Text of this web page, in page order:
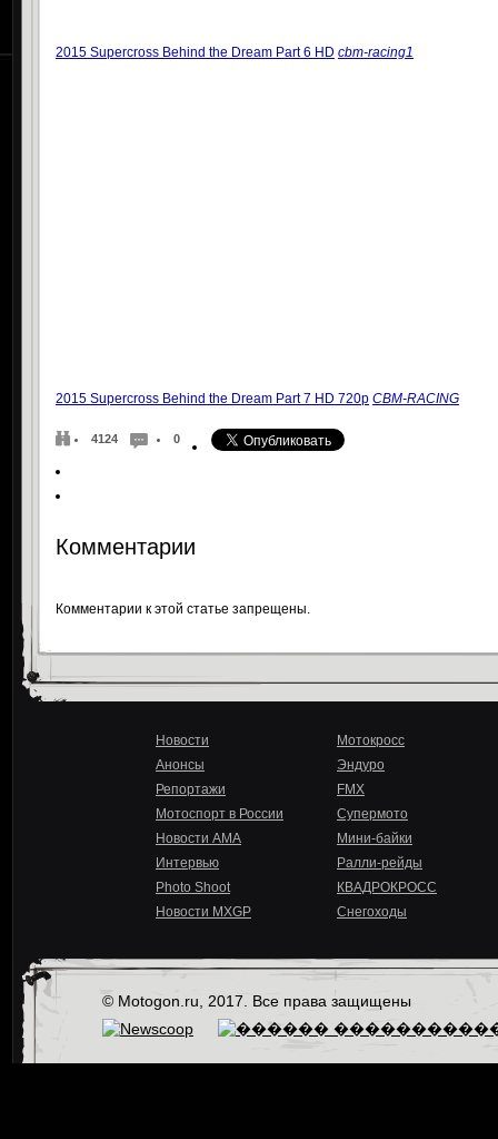
2015 Supercross Behind the Dream Part 6 HD cbm-racing1
2015 Supercross Behind the Dream Part 7 HD 720p CBM-RACING
4124 0
Комментарии
Комментарии к этой статье запрещены.
Новости
Анонсы
Репортажи
Мотоспорт в России
Новости AMA
Интервью
Photo Shoot
Новости MXGP
Мотокросс
Эндуро
FMX
Супермото
Мини-байки
Ралли-рейды
КВАДРОКРОСС
Снегоходы
© Motogon.ru, 2017. Все права защищены